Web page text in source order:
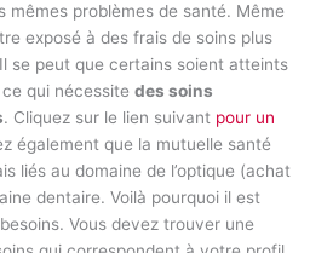
mêmes problèmes de santé. Même
exposé à des frais de soins plus
se peut que certains soient atteints
qui nécessite des soins
. Cliquez sur le lien suivant pour un
également que la mutuelle santé
liés au domaine de l’optique (achat
dentaire. Voilà pourquoi il est
Vous devez trouver une